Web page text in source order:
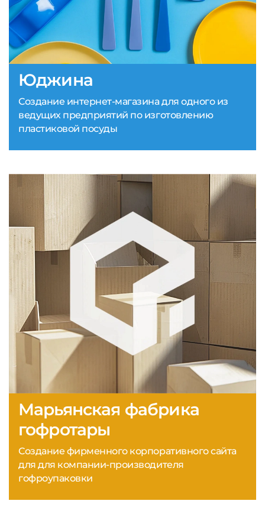
Юджина
Создание интернет-магазина для одного из
ведущих предприятий по изготовлению
пластиковой посуды
Марьянская фабрика
гофротары
Создание фирменного корпоративного сайта
для для компании-производителя
гофроупаковки